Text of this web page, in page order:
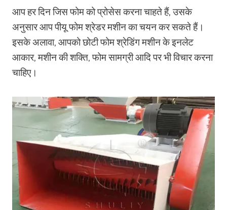
आप हर दिन जिस फोम को प्रोसेस करना चाहते हैं, उसके
अनुसार आप पीयू फोम श्रेडर मशीन का चयन कर सकते हैं।
इसके अलावा, आपको छोटी फोम श्रेडिंग मशीन के इनलेट
आकार, मशीन की शक्ति, फोम सामग्री आदि पर भी विचार करना
चाहिए।